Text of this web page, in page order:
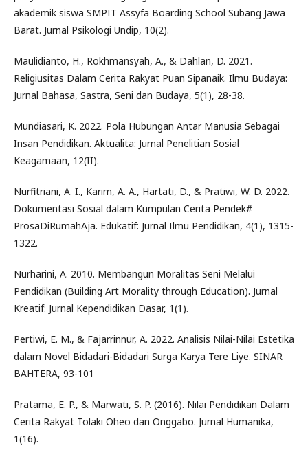
akademik siswa SMPIT Assyfa Boarding School Subang Jawa
Barat. Jurnal Psikologi Undip, 10(2).
Maulidianto, H., Rokhmansyah, A., & Dahlan, D. 2021.
Religiusitas Dalam Cerita Rakyat Puan Sipanaik. Ilmu Budaya:
Jurnal Bahasa, Sastra, Seni dan Budaya, 5(1), 28-38.
Mundiasari, K. 2022. Pola Hubungan Antar Manusia Sebagai
Insan Pendidikan. Aktualita: Jurnal Penelitian Sosial
Keagamaan, 12(II).
Nurfitriani, A. I., Karim, A. A., Hartati, D., & Pratiwi, W. D. 2022.
Dokumentasi Sosial dalam Kumpulan Cerita Pendek#
ProsaDiRumahAja. Edukatif: Jurnal Ilmu Pendidikan, 4(1), 1315-
1322.
Nurharini, A. 2010. Membangun Moralitas Seni Melalui
Pendidikan (Building Art Morality through Education). Jurnal
Kreatif: Jurnal Kependidikan Dasar, 1(1).
Pertiwi, E. M., & Fajarrinnur, A. 2022. Analisis Nilai-Nilai Estetika
dalam Novel Bidadari-Bidadari Surga Karya Tere Liye. SINAR
BAHTERA, 93-101
Pratama, E. P., & Marwati, S. P. (2016). Nilai Pendidikan Dalam
Cerita Rakyat Tolaki Oheo dan Onggabo. Jurnal Humanika,
1(16).